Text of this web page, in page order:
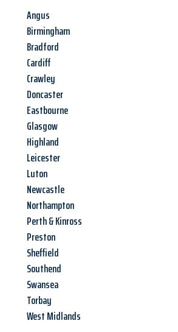
Angus
Birmingham
Bradford
Cardiff
Crawley
Doncaster
Eastbourne
Glasgow
Highland
Leicester
Luton
Newcastle
Northampton
Perth & Kinross
Preston
Sheffield
Southend
Swansea
Torbay
West Midlands